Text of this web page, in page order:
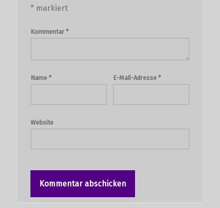
*markiert
Kommentar *
Name * E-Mail-Adresse*
Website